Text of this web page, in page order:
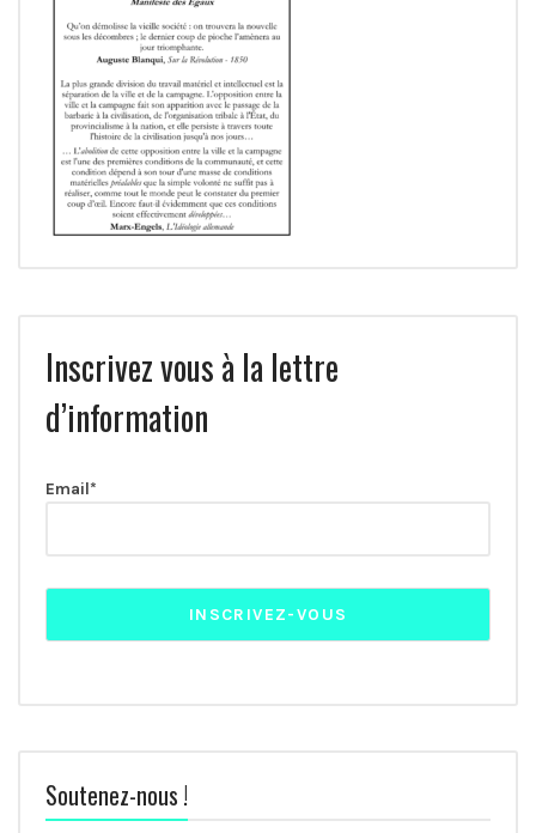
Inscrivez vous à la lettre
d’information
Email*
Soutenez-nous !